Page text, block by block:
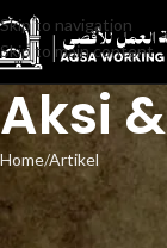
Skip to navigation
Skip to main content
Aksi
Home Artikel